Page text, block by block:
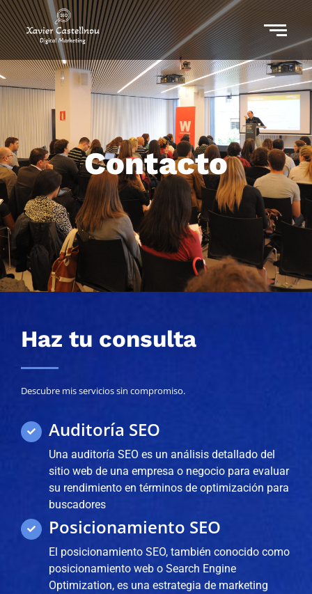
Contacto
Haz tu consulta
Descubre mis servicios sin compromiso.
Auditoría SEO
Una auditoría SEO es un análisis detallado del
sitio web de una empresa o negocio para evaluar
su rendimiento en términos de optimización para
buscadores
Posicionamiento SEO
El posicionamiento SEO, también conocido como
posicionamiento web o Search Engine
Optimization, es una estrategia de marketing